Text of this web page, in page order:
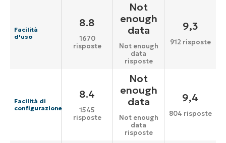
Facilità
d'uso
8.8
1670
risposte
Not
enough
data
Not enough
data
risposte
9,3
912 risposte
Facilità di
configurazione
8.4
1545
risposte
Not
enough
data
Not enough
data
risposte
9,4
804 risposte